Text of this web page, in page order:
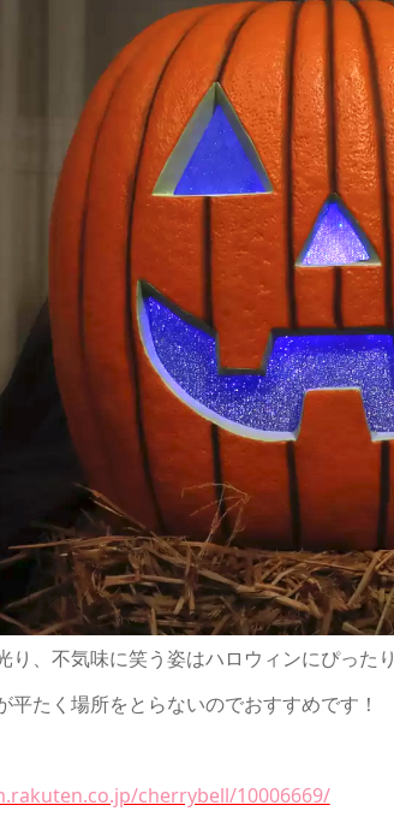
り、不気味に笑う姿はハロウィンにぴった
平たく場所をとらないのでおすすめです！
cherrybell/10006669/